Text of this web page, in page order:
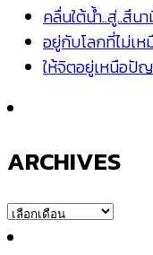
คลื่นใต้น้ำ..สู่..สึ
อยู่กับโลกที่ไม่เห
ให้จิตอยู่เหนือปั
ARCHIVES
ARCHIVES